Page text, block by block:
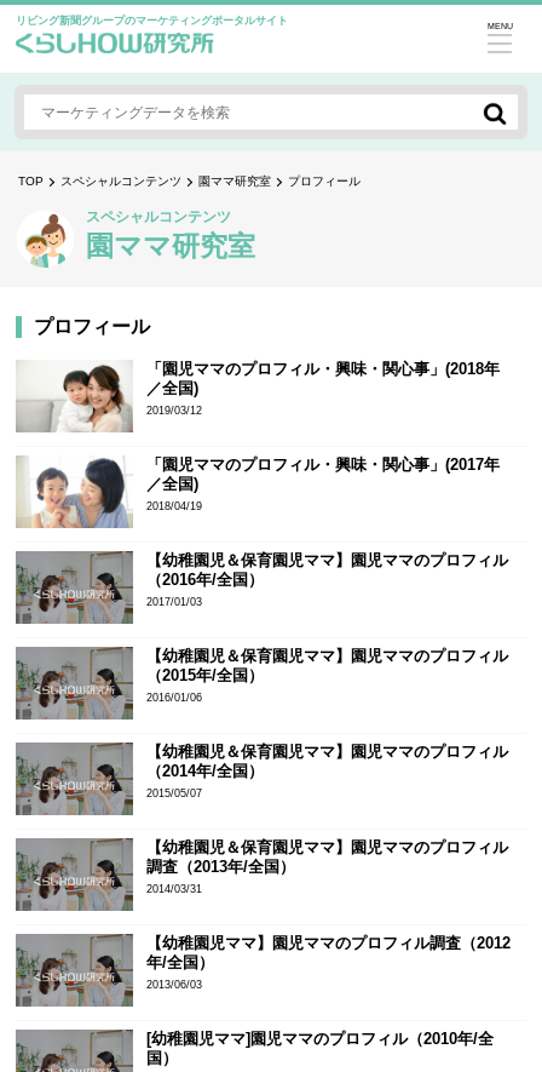
リビング新聞グループのマーケティングポータルサイト MENU
TOP スペシャルコンテンツ 園ママ研究室 プロフィール
スペシャルコンテンツ
園ママ研究室
プロフィール
「園児ママのプロフィル・興味・関心事」(2018年
／全国)
2019/03/12
「園児ママのプロフィル・興味・関心事」(2017年
／全国)
2018/04/19
【幼稚園児＆保育園児ママ】園児ママのプロフィル
（2016年/全国）
2017/01/03
【幼稚園児＆保育園児ママ】園児ママのプロフィル
（2015年/全国）
2016/01/06
【幼稚園児＆保育園児ママ】園児ママのプロフィル
（2014年/全国）
2015/05/07
【幼稚園児＆保育園児ママ】園児ママのプロフィル
調査（2013年/全国）
2014/03/31
【幼稚園児ママ】園児ママのプロフィル調査（2012
年/全国）
2013/06/03
[幼稚園児ママ]園児ママのプロフィル（2010年/全
国）